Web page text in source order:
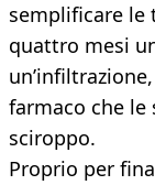
semplificare le
quattro mesi
farmaco che
sciroppo.
Proprio per